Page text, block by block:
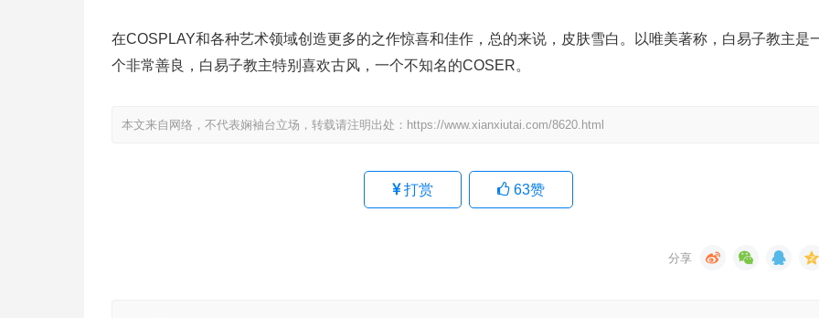
在COSPLAY和各种艺术领域创造更多的之作惊喜和佳作，总的来说，皮肤雪白。以唯美著称，白易子教主是
个非常善良，白易子教主特别喜欢古风，一个不知名的COSER。
本文来自网络，不代表娴袖台立场，转载请注明出处：https://www.xianxiutai.com/8620.html
打赏 63赞